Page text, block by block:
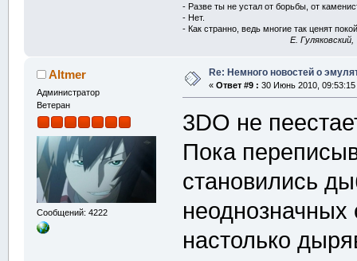
- Разве ты не устал от борьбы, от
- Нет.
- Как странно, ведь многие так ценят
E.
Altmer
Администратор
Ветеран
Сообщений: 4222
Re: Немного новостей о
« Ответ #9 : 30 Июнь 2010, 09:53:15
3DO не
Пока
становились
неоднозначных
настолько